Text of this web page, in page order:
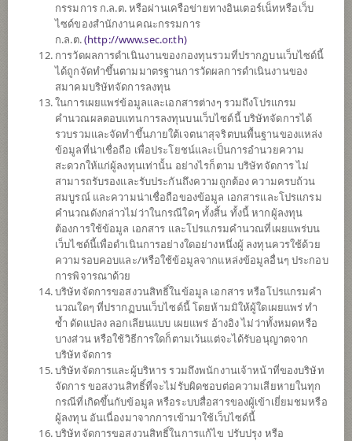
ผลการดำเนินงาน
ข้อมูลการสั่งซื้อขาย
ดาวน์โหลดเอกสาร
ปฏิทินวันหยุด
นโยบาย
ลงทุนง่ายๆ ผ่าน SCB EASY คลิก
เน้นลงทุนในหน่วยลงทุนของกองทุนรวมต่างประเทศเพียงกองทุน
เดียว (Feeder Fund) ได้แก่ Hang Seng China Enterprises
Index ETF (กองทุนหลัก) กองทุนหลักลงทุนในตราสารทุนที่
สามารถสร้างผลตอบแทนกองทุนก่อนหักค่าธรรมเนียมและค่า
ใช้จ่ายทั้งหมดของกองทุนให้ใกล้เคียงหรือเทียบเท่ากับผล
ตอบแทนจากการลงทุนในดัชนี Hang Seng China Enterprises
Index (H-Share Index) ให้มากที่สุด
กองทุนอาจลงทุนในสัญญาซื้อขายล่วงหน้า (Derivatives) เพื่อ
เพิ่มประสิทธิภาพการบริหารการลงทุน (Efficient portfolio
management) และ/หรือการบริหารความเสี่ยง โดยป้องกัน
ความเสี่ยงจากอัตราแลกเปลี่ยนของหลักทรัพย์หรือทรัพย์สินใน
สกุลเงินต่างประเทศที่กองทุนถืออยู่เทียบกับสกุลเงินบาท ณ ขณะ
ใดขณะหนึ่ง ระหว่างร้อยละ 95 ถึงร้อยละ 105 ของมูลค่าความ
เสี่ยงที่มีอยู่
กรรมการ ก.ล.ต. หรือผ่านเครือข่ายทางอินเตอร์เน็ทหรือเว็บ
ไซด์ของสำนักงานคณะกรรมการ
ก.ล.ต.(http://www.sec.or.th)
การวัดผลการดำเนินงานของกองทุนรวมที่ปรากฏบนเว็บไซด์นี้
ได้ถูกจัดทำขึ้นตามมาตรฐานการวัดผลการดำเนินงานของ
สมาคมบริษัทจัดการลงทุน
ในการเผยแพร่ข้อมูลและเอกสารต่างๆ รวมถึงโปรแกรม
คำนวณผลตอบแทนการลงทุนบนเว็บไซด์นี้ บริษัทจัดการได้
รวบรวมและจัดทำขึ้นภายใต้เจตนาสุจริตบนพื้นฐานของแหล่ง
ข้อมูลที่น่าเชื่อถือ เพื่อประโยชน์และเป็นการอำนวยความ
สะดวกให้แก่ผู้ลงทุนเท่านั้น อย่างไรก็ตาม บริษัทจัดการ ไม่
สามารถรับรองและรับประกันถึงความถูกต้อง ความครบถ้วน
สมบูรณ์ และความน่าเชื่อถือของข้อมูล เอกสารและโปรแกรม
คำนวณดังกล่าวไม่ว่าในกรณีใดๆ ทั้งสิ้น ทั้งนี้ หากผู้ลงทุน
ต้องการใช้ข้อมูล เอกสาร และโปรแกรมคำนวณที่เผยแพร่บน
เว็บไซด์นี้เพื่อดำเนินการอย่างใดอย่างหนึ่งผู้ ลงทุนควรใช้ด้วย
ความรอบคอบและ/หรือใช้ข้อมูลจากแหล่งข้อมูลอื่นๆ ประกอบ
การพิจารณาด้วย
บริษัทจัดการขอสงวนสิทธิ์ในข้อมูล เอกสาร หรือโปรแกรมคำ
นวณใดๆ ที่ปรากฏบนเว็บไซด์นี้ โดยห้ามมิให้ผู้ใดเผยแพร่ ทำ
ซ้ำ ดัดแปลง ลอกเลียนแบบ เผยแพร่ อ้างอิง ไม่ว่าทั้งหมดหรือ
บางส่วน หรือใช้วิธีการใดก็ตามเว้นแต่จะได้รับอนุญาตจาก
บริษัทจัดการ
บริษัทจัดการและผู้บริหาร รวมถึงพนักงานเจ้าหน้าที่ของบริษัท
จัดการ ขอสงวนสิทธิ์ที่จะไม่รับผิดชอบต่อความเสียหายในทุก
กรณีที่เกิดขึ้นกับข้อมูล หรือระบบสื่อสารของผู้เข้าเยี่ยมชมหรือ
ผู้ลงทุน อันเนื่องมาจากการเข้ามาใช้เว็บไซด์นี้
บริษัทจัดการขอสงวนสิทธิ์ในการแก้ไข ปรับปรุง หรือ